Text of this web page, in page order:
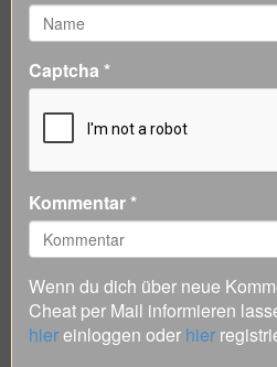
Captcha *
Kommentar *
Wenn du dich über neue
Cheat per Mail informieren
hiereinloggen oder hier